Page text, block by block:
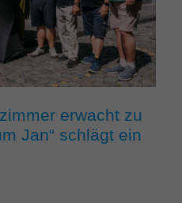
erwacht zu
Jan“ schlägt ein